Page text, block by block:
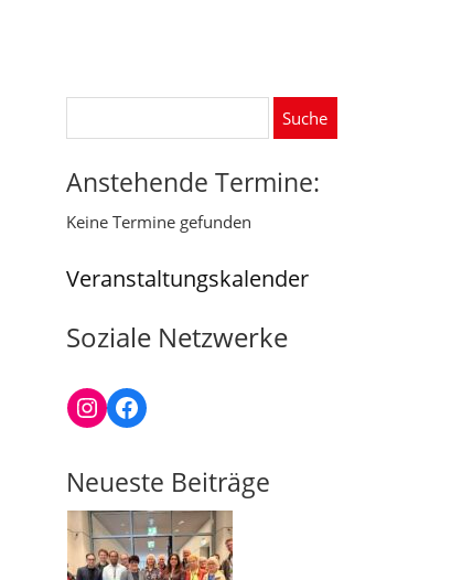
Anstehende Termine:
Keine Termine gefunden
Veranstaltungskalender
Soziale Netzwerke
Instagram
Facebook
Neueste Beiträge